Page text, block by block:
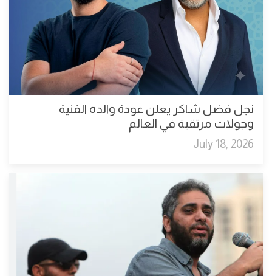
نجل فضل شاكر يعلن عودة والده الفنية
وجولات مرتقبة في العالم
July 18, 2026